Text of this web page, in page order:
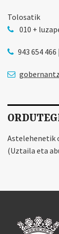
Tolosatik
010 +
943 654
Astelehenetik
(Uztaila eta